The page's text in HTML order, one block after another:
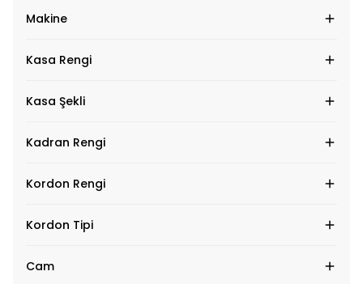
Makine
Kasa Rengi
Kasa Şekli
Kadran Rengi
Kordon Rengi
Kordon Tipi
Cam